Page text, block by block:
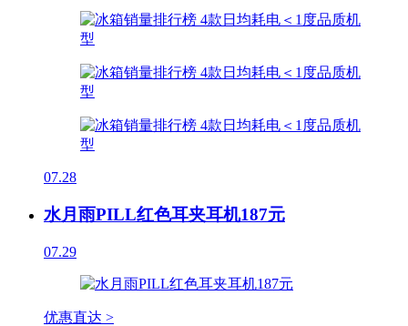
07.28
水月雨PILL红色耳夹耳机187元
07.29
优惠直达 >